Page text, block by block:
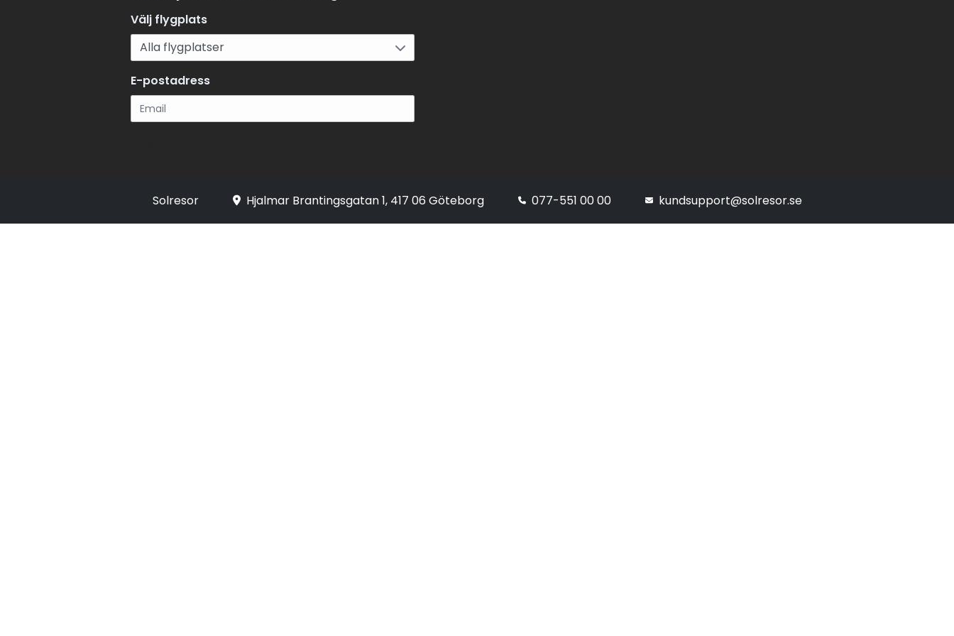
Turistvisum till Egypten krävs för svenska medborgare.
Visumet kostar 25 USD per person (eller motsvarande i
euro) och det enklaste är att köpa det direkt vid
ankomst på flygplatsen i Egypten. Betalning sker smidigt
i amerikanska dollar eller euro. Observera att passet
måste vara giltigt i minst 6 månader efter hemresan.
Välj flygplats
E-postadress
Solresor Hjalmar Brantingsgatan 1, 417 06 Göteborg 077-551 00 00 kundsupport@solresor.se